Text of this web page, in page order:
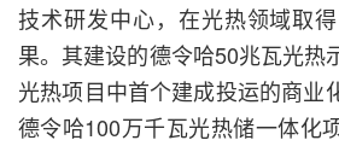
技术研发中心，在光热领域取
果。其建设的德令哈50兆瓦光热
光热项目中首个建成投运的商业
德令哈100万千瓦光热储一体化